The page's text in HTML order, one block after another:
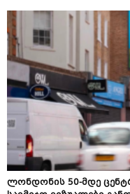
ლონდონის 50-მდე